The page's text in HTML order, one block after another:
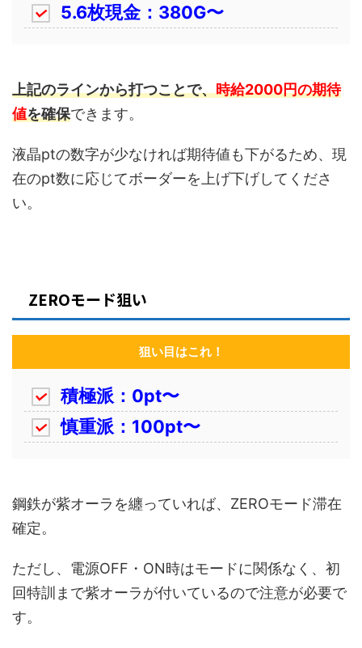
5.6枚現金：380G〜
上記のラインから打つことで、時給2000円の期待
値を確保できます。
液晶ptの数字が少なければ期待値も下がるため、現
在のpt数に応じてボーダーを上げ下げしてくださ
い。
ZEROモード狙い
狙い目はこれ！
積極派：0pt〜
慎重派：100pt〜
鋼鉄が紫オーラを纏っていれば、ZEROモード滞在
確定。
ただし、電源OFF・ON時はモードに関係なく、初
回特訓まで紫オーラが付いているので注意が必要で
す。